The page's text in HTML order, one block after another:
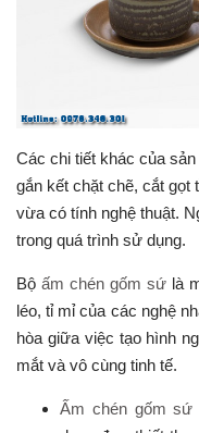
Các chi tiết khác của
gắn kết chặt chẽ, cắt gọt
vừa có tính nghệ thuật.
trong quá trình sử dụng.
Bộ ấm chén gốm sứlà
léo, tỉ mỉ của các nghệ
hòa giữa việc tạo hình
mắt và vô cùng tinh tế.
Ấm chén gốm sứ